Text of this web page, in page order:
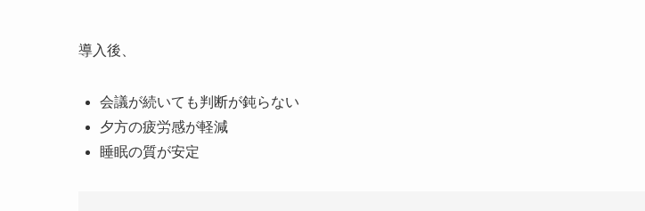
導入後、
会議が続いても判断が鈍らない
夕方の疲労感が軽減
睡眠の質が安定